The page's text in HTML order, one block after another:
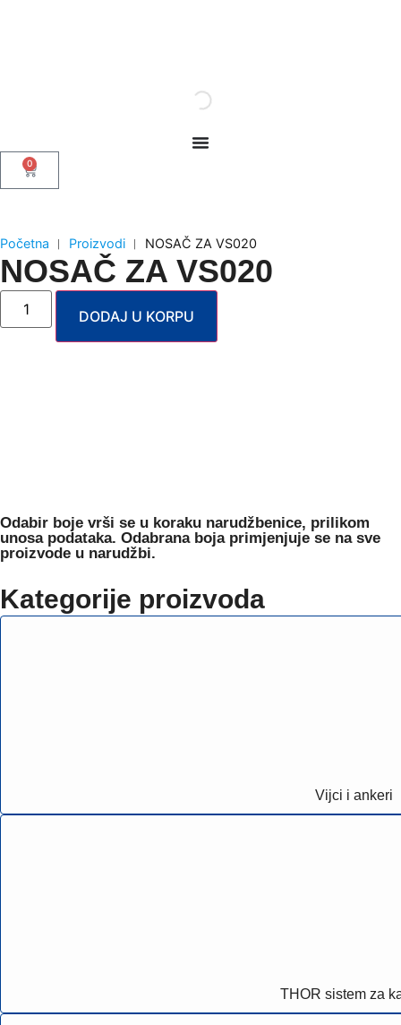
0
Početna ︱ Proizvodi ︱ NOSAČ ZA VS020
NOSAČ ZA VS020
DODAJ U KORPU
Odabir boje vrši se u koraku narudžbenice, prilikom
unosa podataka. Odabrana boja primjenjuje se na sve
proizvode u narudžbi.
Kategorije proizvoda
Vijci i ankeri
THOR sistem za